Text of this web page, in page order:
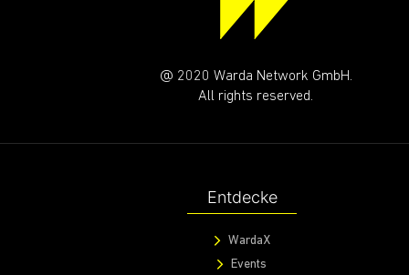
@ 2020 Warda Network GmbH.
All rights reserved.
Entdecke
WardaX
Events